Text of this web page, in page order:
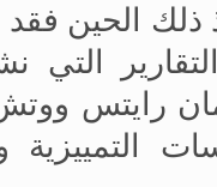
ذلك الحين فقد
رايتس
التمييزية